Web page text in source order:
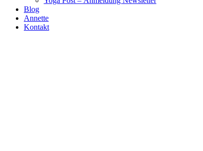
Blog
Annette
Kontakt